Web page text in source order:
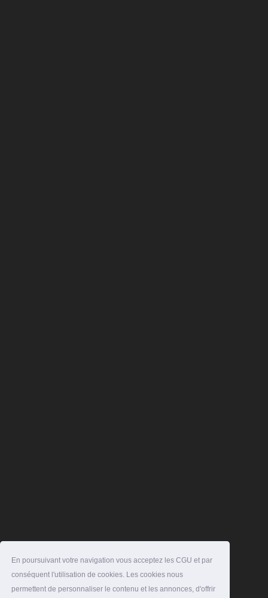
En poursuivant votre navigation vous acceptez les CGU et par
conséquent l'utilisation de cookies. Les cookies nous
permettent de personnaliser le contenu et les annonces, d'offrir